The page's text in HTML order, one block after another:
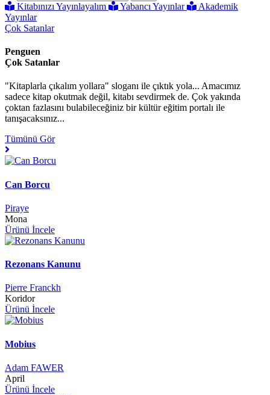
Kitabınızı Yayınlayalım Yabancı Yayınlar
Akademik
Yayınlar
Çok Satanlar
Penguen
Çok Satanlar
"Kitaplarla çıkalım yollara" sloganı ile çıktık yola... Amacımız
sadece kitap okutmak değil, kitabı sevdirmek de. Çok yakında
çoktan fazlasını bulabileceğiniz bir kültür eğitim portalı ile
tanışacaksınız...
Tümünü Gör
Can Borcu
Piraye
Mona
Ürünü İncele
Rezonans Kanunu
Pierre Franckh
Koridor
Ürünü İncele
Mobius
Adam FAWER
April
Ürünü İncele